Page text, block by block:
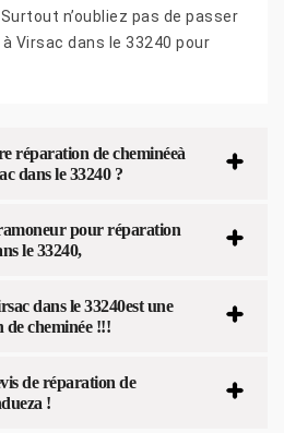
n’oubliez pas de passer
Virsac dans le 33240 pour
réparation de cheminéeà
dans le 33240 ?
pour réparation
le 33240,
dans le 33240est une
cheminée !!!
de réparation de
!